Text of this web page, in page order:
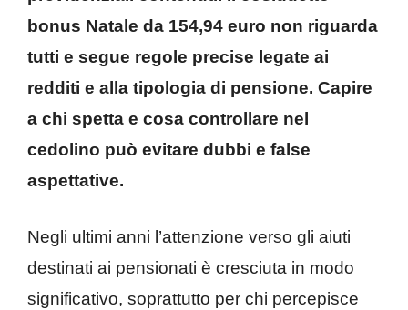
bonus Natale da 154,94 euro non riguarda
tutti e segue regole precise legate ai
redditi e alla tipologia di pensione. Capire
a chi spetta e cosa controllare nel
cedolino può evitare dubbi e false
aspettative.
Negli ultimi anni l’attenzione verso gli aiuti
destinati ai pensionati è cresciuta in modo
significativo, soprattutto per chi percepisce